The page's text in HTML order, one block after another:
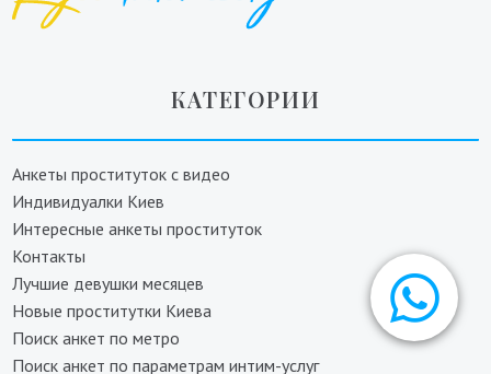
КАТЕГОРИИ
Анкеты проституток с видео
Индивидуалки Киев
Интересные анкеты проституток
Контакты
Лучшие девушки месяцев
Новые проститутки Киева
Поиск анкет по метро
Поиск анкет по параметрам интим-услуг